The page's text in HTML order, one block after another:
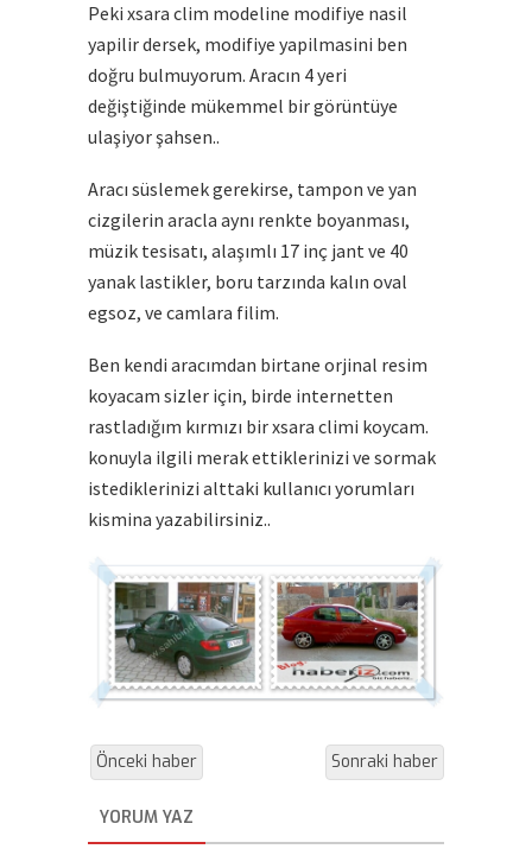
Peki xsara clim modeline modifiye nasil
yapilir dersek, modifiye yapilmasini ben
doğru bulmuyorum. Aracın 4 yeri
değiştiğinde mükemmel bir görüntüye
ulaşiyor şahsen..
Aracı süslemek gerekirse, tampon ve yan
cizgilerin aracla aynı renkte boyanması,
müzik tesisatı, alaşımlı 17 inç jant ve 40
yanak lastikler, boru tarzında kalın oval
egsoz, ve camlara filim.
Ben kendi aracımdan birtane orjinal resim
koyacam sizler için, birde internetten
rastladığım kırmızı bir xsara climi koycam.
konuyla ilgili merak ettiklerinizi ve sormak
istediklerinizi alttaki kullanıcı yorumları
kismina yazabilirsiniz..
Önceki haber Sonraki haber
YORUM YAZ